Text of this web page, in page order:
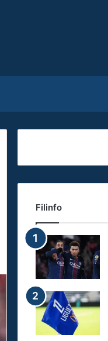
Filinfo